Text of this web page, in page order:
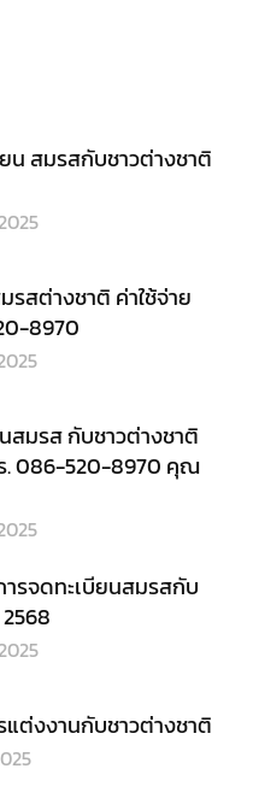
น สมรสกับชาวต่างชาติ
รสต่างชาติ ค่าใช้จ่าย
8970
สมรส กับชาวต่างชาติ
ร. 086-520-8970 คุณ
ารจดทะเบียนสมรสกับ
ต่งงานกับชาวต่างชาติ